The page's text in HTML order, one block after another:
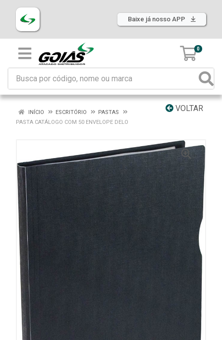
Baixe já nosso APP
0
VOLTAR
INÍCIO ESCRITÓRIO
PASTAS
PASTA CATÁLOGO COM 50 ENVELOPE DELO